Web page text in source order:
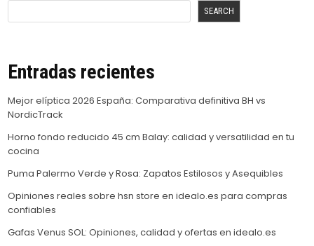
SEARCH
Entradas recientes
Mejor elíptica 2026 España: Comparativa definitiva BH vs
NordicTrack
Horno fondo reducido 45 cm Balay: calidad y versatilidad en tu
cocina
Puma Palermo Verde y Rosa: Zapatos Estilosos y Asequibles
Opiniones reales sobre hsn store en idealo.es para compras
confiables
Gafas Venus SOL: Opiniones, calidad y ofertas en idealo.es